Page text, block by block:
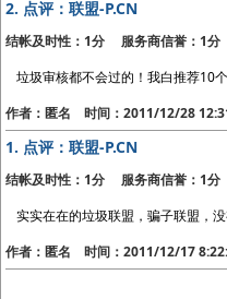
2. 点评：联盟-P.CN
结帐及时性：1分 服务商信誉：1
垃圾审核都不会过的！我白推荐10
作者：匿名 时间：2011/12/28
1. 点评：联盟-P.CN
结帐及时性：1分 服务商信誉：1
实实在在的垃圾联盟，骗子联盟，
作者：匿名 时间：2011/12/17